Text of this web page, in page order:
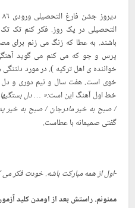
التحصیلی در یک روز. فکر کنم تک تک
باشند. به عطا که زنگ می زنم برای
خواننده ی اهل ترکیه ). در مورد
خوی است. هفت سال و نیم دوری و دل
خط اول آهنگ این است:« … دل
/ صبح به خیر مادرجان / صبح به خیر
گفتی صمیمانه با عطاست.
-اول از همه مبارکت باشه. خودت فکر می
ممنونم. راستش بعد از اومدن کلید آزمون فکر می